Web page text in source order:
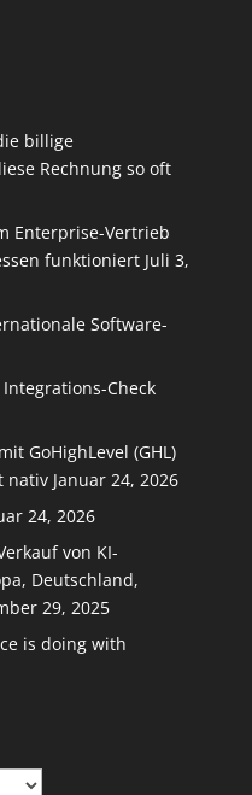
billige
Rechnung so oft
Enterprise-Vertrieb
funktioniert Juli 3,
Software-
Check
GoHighLevel (GHL)
nativ Januar 24, 2026
24, 2026
von KI-
Deutschland,
29, 2025
is doing with